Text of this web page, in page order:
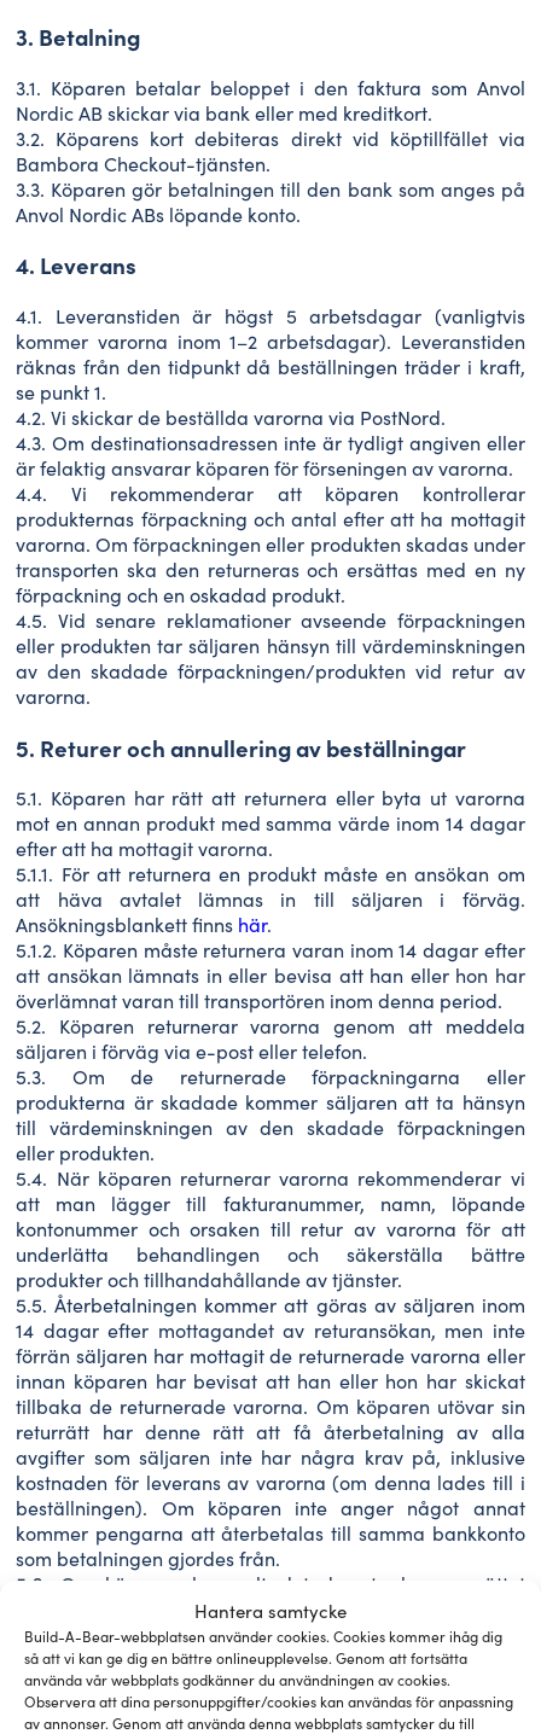
Hantera samtycke
Build-A-Bear-webbplatsen använder cookies. Cookies kommer ihåg dig
så att vi kan ge dig en bättre onlineupplevelse. Genom att fortsätta
använda vår webbplats godkänner du användningen av cookies.
Observera att dina personuppgifter/cookies kan användas för anpassning
av annonser. Genom att använda denna webbplats samtycker du till
3. Betalning
3.1. Köparen betalar beloppet i den faktura som Anvol
Nordic AB skickar via bank eller med kreditkort.
3.2. Köparens kort debiteras direkt vid köptillfället via
Bambora Checkout-tjänsten.
3.3. Köparen gör betalningen till den bank som anges på
Anvol Nordic ABs löpande konto.
4. Leverans
4.1. Leveranstiden är högst 5 arbetsdagar (vanligtvis
kommer varorna inom 1–2 arbetsdagar). Leveranstiden
räknas från den tidpunkt då beställningen träder i kraft,
se punkt 1.
4.2. Vi skickar de beställda varorna via PostNord.
4.3. Om destinationsadressen inte är tydligt angiven eller
är felaktig ansvarar köparen för förseningen av varorna.
4.4. Vi rekommenderar att köparen kontrollerar
produkternas förpackning och antal efter att ha mottagit
varorna. Om förpackningen eller produkten skadas under
transporten ska den returneras och ersättas med en ny
förpackning och en oskadad produkt.
4.5. Vid senare reklamationer avseende förpackningen
eller produkten tar säljaren hänsyn till värdeminskningen
av den skadade förpackningen/produkten vid retur av
varorna.
5. Returer och annullering av beställningar
5.1. Köparen har rätt att returnera eller byta ut varorna
mot en annan produkt med samma värde inom 14 dagar
efter att ha mottagit varorna.
5.1.1. För att returnera en produkt måste en ansökan om
att häva avtalet lämnas in till säljaren i förväg.
Ansökningsblankett finns här.
5.1.2. Köparen måste returnera varan inom 14 dagar efter
att ansökan lämnats in eller bevisa att han eller hon har
överlämnat varan till transportören inom denna period.
5.2. Köparen returnerar varorna genom att meddela
säljaren i förväg via e-post eller telefon.
5.3. Om de returnerade förpackningarna eller
produkterna är skadade kommer säljaren att ta hänsyn
till värdeminskningen av den skadade förpackningen
eller produkten.
5.4. När köparen returnerar varorna rekommenderar vi
att man lägger till fakturanummer, namn, löpande
kontonummer och orsaken till retur av varorna för att
underlätta behandlingen och säkerställa bättre
produkter och tillhandahållande av tjänster.
5.5. Återbetalningen kommer att göras av säljaren inom
14 dagar efter mottagandet av returansökan, men inte
förrän säljaren har mottagit de returnerade varorna eller
innan köparen har bevisat att han eller hon har skickat
tillbaka de returnerade varorna. Om köparen utövar sin
returrätt har denne rätt att få återbetalning av alla
avgifter som säljaren inte har några krav på, inklusive
kostnaden för leverans av varorna (om denna lades till i
beställningen). Om köparen inte anger något annat
kommer pengarna att återbetalas till samma bankkonto
som betalningen gjordes från.
5.6. Om köparen har valt det dyraste leveranssättet
kommer leveranskostnaden att ersättas i den
utsträckning som motsvarar det billigaste alternativet
som säljaren erbjuder på leveransplatsen.
5.7. Om den returnerade produkten är skadad och Anvol
Nordic AB inte har någon skuld och om produkten har